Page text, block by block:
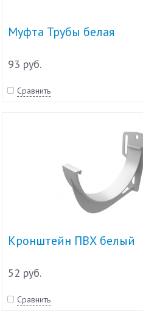
Муфта Трубы белая
93 руб.
Сравнить
Кронштейн ПВХ белый
52 руб.
Сравнить